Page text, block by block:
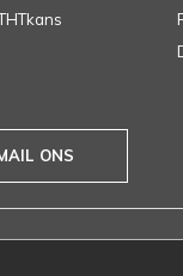
ONS